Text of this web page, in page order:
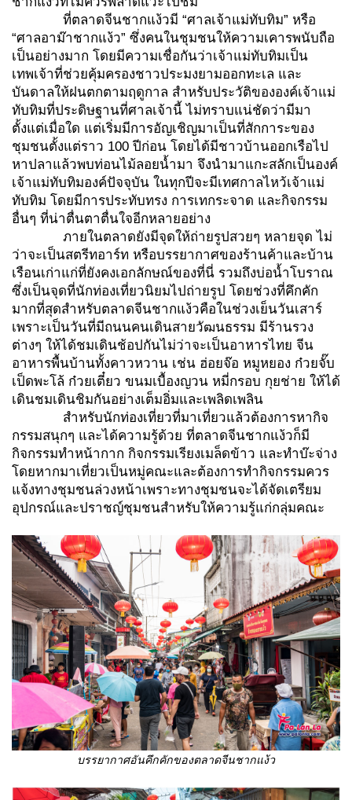
ที่ตลาดจีนชากแง้วมี “ศาลเจ้าแม่ทับทิม” หรือ
“ศาลอาม๊าชากแง้ว” ซึ่งคนในชุมชนให้ความเคารพนับถือ
เป็นอย่างมาก โดยมีความเชื่อกันว่าเจ้าแม่ทับทิมเป็น
เทพเจ้าที่ช่วยคุ้มครองชาวประมงยามออกทะเล และ
บันดาลให้ฝนตกตามฤดูกาล สำหรับประวัติขององค์เจ้าแม่
ทับทิมที่ประดิษฐานที่ศาลเจ้านี้ ไม่ทราบแน่ชัดว่ามีมา
ตั้งแต่เมื่อใด แต่เริ่มมีการอัญเชิญมาเป็นที่สักการะของ
ชุมชนตั้งแต่ราว 100 ปีก่อน โดยได้มีชาวบ้านออกเรือไป
หาปลาแล้วพบท่อนไม้ลอยน้ำมา จึงนำมาแกะสลักเป็นองค์
เจ้าแม่ทับทิมองค์ปัจจุบัน ในทุกปีจะมีเทศกาลไหว้เจ้าแม่
ทับทิม โดยมีการประทับทรง การเทกระจาด และกิจกรรม
อื่นๆ ที่น่าตื่นตาตื่นใจอีกหลายอย่าง
ภายในตลาดยังมีจุดให้ถ่ายรูปสวยๆ หลายจุด ไม่
ว่าจะเป็นสตรีทอาร์ท หรือบรรยากาศของร้านค้าและบ้าน
เรือนเก่าแก่ที่ยังคงเอกลักษณ์ของที่นี่ รวมถึงบ่อน้ำโบราณ
ซึ่งเป็นจุดที่นักท่องเที่ยวนิยมไปถ่ายรูป โดยช่วงที่คึกคัก
มากที่สุดสำหรับตลาดจีนชากแง้วคือในช่วงเย็นวันเสาร์
เพราะเป็นวันที่มีถนนคนเดินสายวัฒนธรรม มีร้านรวง
ต่างๆ ให้ได้ชมเดินช้อปกันไม่ว่าจะเป็นอาหารไทย จีน
อาหารพื้นบ้านทั้งคาวหวาน เช่น ฮ่อยจ๊อ หมูหยอง ก๋วยจั๊บ
เป็ดพะโล้ ก๋วยเตี๋ยว ขนมเบื้องญวน หมี่กรอบ กุยช่าย ให้ได้
เดินชมเดินชิมกันอย่างเต็มอิ่มและเพลิดเพลิน
สำหรับนักท่องเที่ยวที่มาเที่ยวแล้วต้องการหากิจ
กรรมสนุกๆ และได้ความรู้ด้วย ที่ตลาดจีนชากแง้วก็มี
กิจกรรมทำหน้ากาก กิจกรรมเรียงเมล็ดข้าว และทำบ๊ะจ่าง
โดยหากมาเที่ยวเป็นหมู่คณะและต้องการทำกิจกรรมควร
แจ้งทางชุมชนล่วงหน้าเพราะทางชุมชนจะได้จัดเตรียม
อุปกรณ์และปราชญ์ชุมชนสำหรับให้ความรู้แก่กลุ่มคณะ
บรรยากาศอันคึกคักของตลาดจีนชากแง้ว